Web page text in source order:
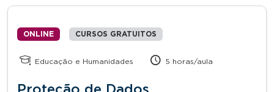
ONLINE CURSOS GRATUITOS
Educação e Humanidades 5 horas/aula